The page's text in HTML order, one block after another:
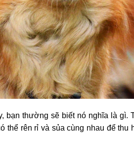
bạn thường sẽ biết nó nghĩa là gì.
thể rên rỉ và sủa cùng nhau để